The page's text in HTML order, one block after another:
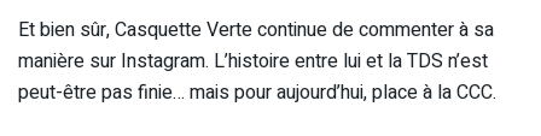
Et bien sûr, Casquette Verte continue de commenter à sa
manière sur Instagram. L’histoire entre lui et la TDS n’est
peut-être pas finie… mais pour aujourd’hui, place à la CCC.